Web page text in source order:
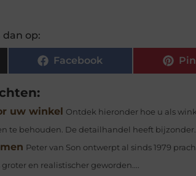
dan op:
Facebook
uw winkel
Ontdek hieronder hoe u als
te behouden. De detailhandel heeft
Peter van Son ontwerpt al sinds 1979
en realistischer geworden....